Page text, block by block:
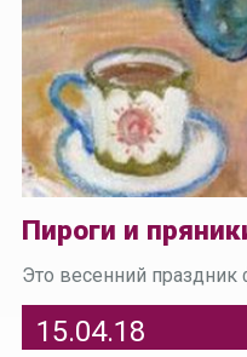
Пироги и
Это весенний праздник
15.04.18